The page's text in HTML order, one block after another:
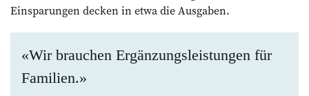
Einsparungen decken in etwa die Ausgaben.
«Wir brauchen Ergänzungsleistungen für
Familien.»